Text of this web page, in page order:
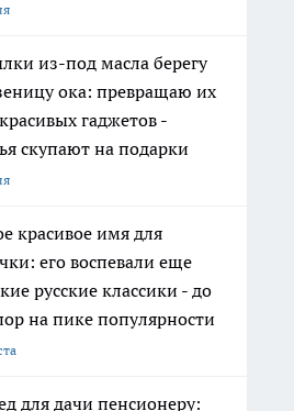
из-под масла берегу
ока: превращаю их
гаджетов -
скупают на подарки
красивое имя для
его воспевали еще
русские классики - до
на пике популярности
для дачи пенсионеру: